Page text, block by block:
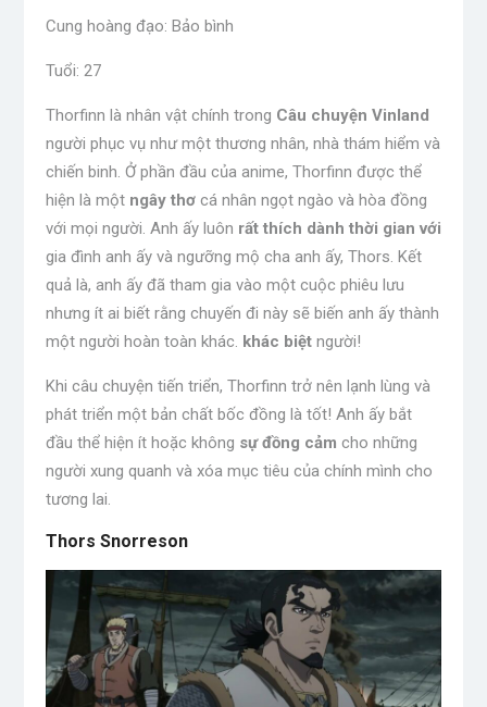
Cung hoàng đạo: Bảo bình
Tuổi: 27
Thorfinn là nhân vật chính trong Câu chuyện Vinland
người phục vụ như một thương nhân, nhà thám hiểm và
chiến binh. Ở phần đầu của anime, Thorfinn được thể
hiện là một ngây thơ cá nhân ngọt ngào và hòa đồng
với mọi người. Anh ấy luôn rất thích dành thời gian với
gia đình anh ấy và ngưỡng mộ cha anh ấy, Thors. Kết
quả là, anh ấy đã tham gia vào một cuộc phiêu lưu
nhưng ít ai biết rằng chuyến đi này sẽ biến anh ấy thành
một người hoàn toàn khác. khác biệt người!
Khi câu chuyện tiến triển, Thorfinn trở nên lạnh lùng và
phát triển một bản chất bốc đồng là tốt! Anh ấy bắt
đầu thể hiện ít hoặc không sự đồng cảm cho những
người xung quanh và xóa mục tiêu của chính mình cho
tương lai.
Thors Snorreson